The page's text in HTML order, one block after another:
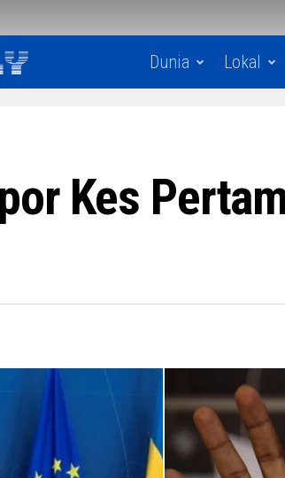
Dunia Lokal
Kes